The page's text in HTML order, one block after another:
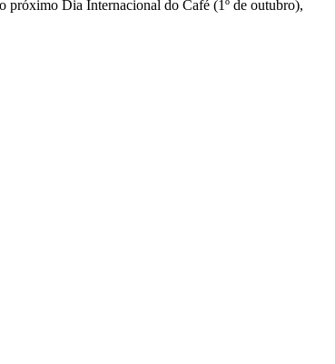
próximo Dia Internacional do Café (1º de outubro),